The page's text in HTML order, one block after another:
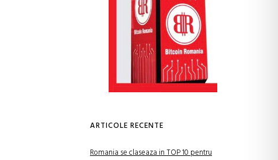
ARTICOLE RECENTE
Romania se claseaza in TOP 10 pentru